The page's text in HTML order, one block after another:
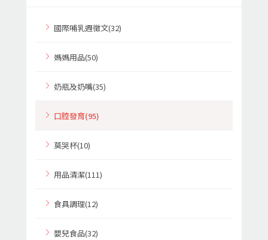
國際哺乳週徵文(32)
媽媽用品(50)
奶瓶及奶嘴(35)
口腔發育(95)
莫哭杯(10)
用品清潔(111)
食具調理(12)
嬰兒食品(32)